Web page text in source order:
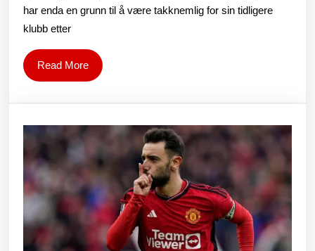
har enda en grunn til å være takknemlig for sin tidligere
klubb etter
Read MoreRead
More